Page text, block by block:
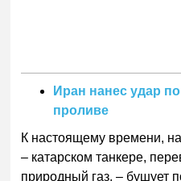
Иран нанес удар
проливе
К настоящему времени,
– катарском танкере,
природный газ, – бушует